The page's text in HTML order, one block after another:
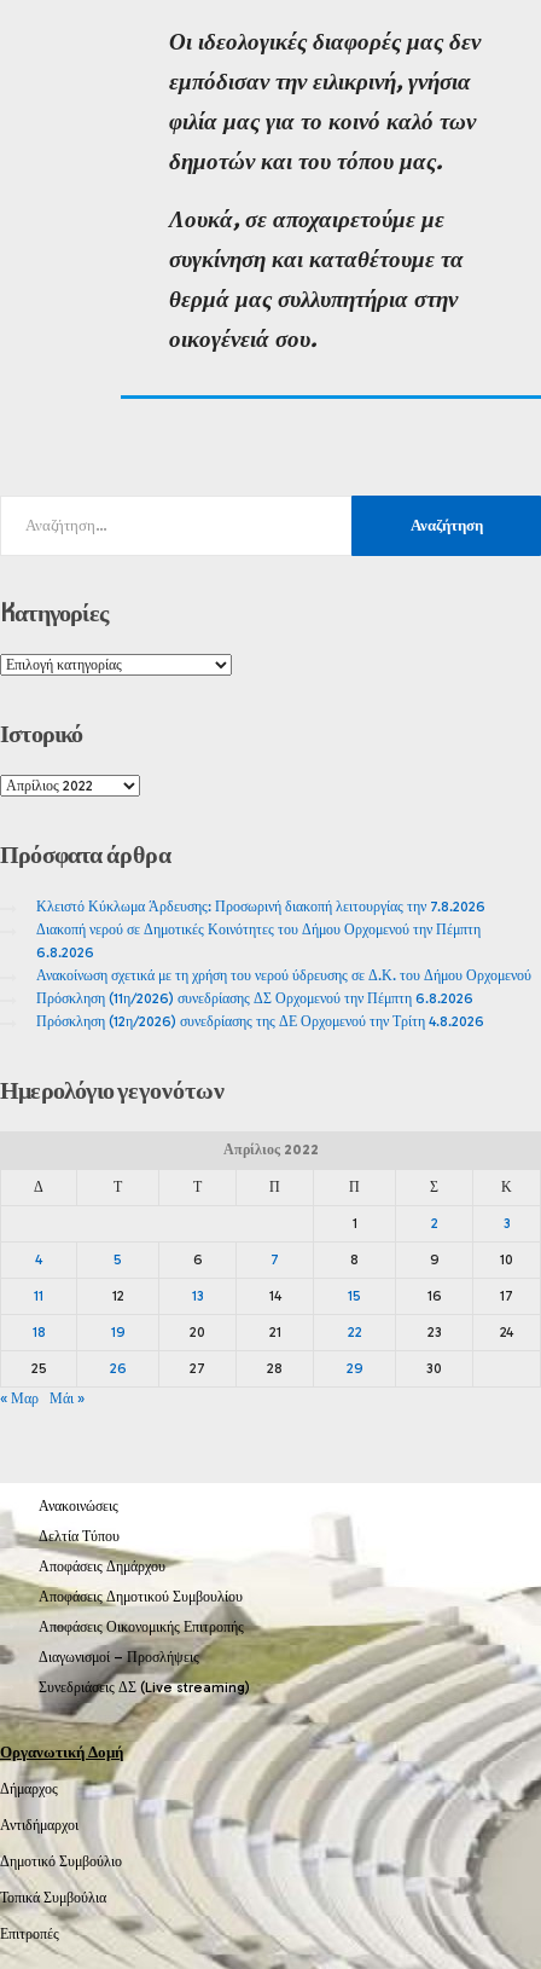
Οι ιδεολογικές διαφορές μας δεν
εμπόδισαν την ειλικρινή, γνήσια
φιλία μας για το κοινό καλό των
δημοτών και του τόπου μας.
Λουκά, σε αποχαιρετούμε με
συγκίνηση και καταθέτουμε τα
θερμά μας συλλυπητήρια στην
οικογένειά σου.
Kατηγορίες
Ιστορικό
Πρόσφαταάρθρα
Κλειστό Κύκλωμα Άρδευσης: Προσωρινή διακοπή λειτουργίας την 7.8.2026
Διακοπή νερού σε Δημοτικές Κοινότητες του Δήμου Ορχομενού την Πέμπτη
6.8.2026
Ανακοίνωση σχετικά με τη χρήση του νερού ύδρευσης σε Δ.Κ. του Δήμου Ορχομενού
Πρόσκληση (11η/2026) συνεδρίασης ΔΣ Ορχομενού την Πέμπτη 6.8.2026
Πρόσκληση (12η/2026) συνεδρίασης της ΔΕ Ορχομενού την Τρίτη 4.8.2026
Ημερολόγιογεγονότων
Απρίλιος 2022
Δ Τ Τ Π Π Σ Κ
1 2 3
4 5 6 7 8 9 10
11 12 13 14 15 16 17
18 19 20 21 22 23 24
25 26 27 28 29
30
« Μαρ
Μάι »
Ανακοινώσεις
Δελτία Τύπου
Αποφάσεις Δημάρχου
Αποφάσεις Δημοτικού Συμβουλίου
Αποφάσεις Οικονομικής Επιτροπής
Διαγωνισμοί – Προσλήψεις
Συνεδριάσεις ΔΣ (Live streaming)
Οργανωτική Δομή
Δήμαρχος
Αντιδήμαρχοι
Δημοτικό Συμβούλιο
Τοπικά Συμβούλια
Επιτροπές